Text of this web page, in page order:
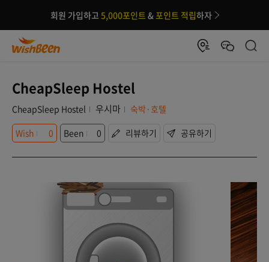
회원 가입하고 5,000포인트 &포인트 적립하자
CheapSleep Hostel
CheapSleep Hostel 우시마
숙박·호텔
Wish
0 Been 0 리뷰하기 공유하기